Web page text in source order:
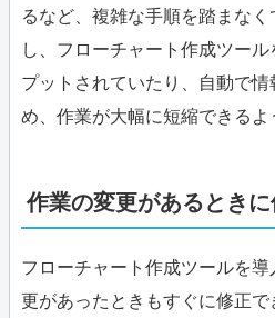
るなど、複雑な手順を踏まな
し、フローチャート作成ツー
プットされていたり、自動で
め、作業が大幅に短縮できるよ
作業の変更があるとき
フローチャート作成ツールを
更があったときもすぐに修正で